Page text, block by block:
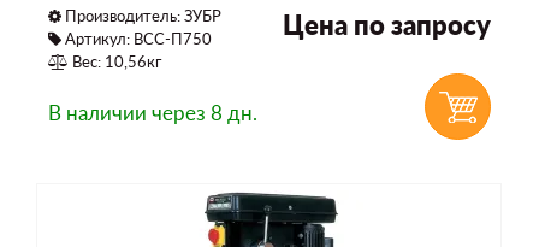
Производитель:ЗУБР
Артикул: ВСС-П750
Вес: 10,56кг
Цена по запросу
В наличии через 8 дн.